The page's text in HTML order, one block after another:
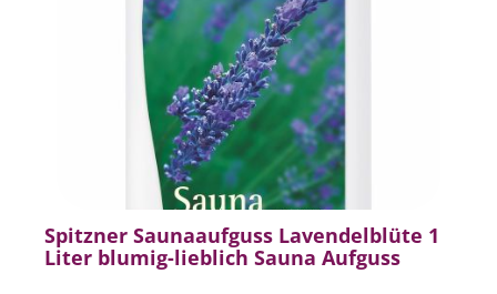
Spitzner Saunaaufguss Lavendelblüte 1
Liter blumig-lieblich Sauna Aufguss